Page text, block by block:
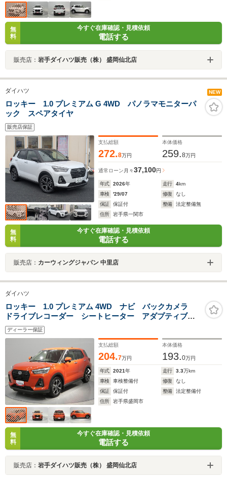
無
料
今すぐ在庫確認・見積依頼
電話する
販売店： 岩手ダイハツ販売（株） 盛岡仙北店
ダイハツ NEW
ロッキー 1.0 プレミアム G 4WD パノラマモニターパ
ック スペアタイヤ
販売店保証
支払総額
272.8万円
本体価格
259.8万円
通常ローン 月々37,100円
年式 2026年 走行 4km
車検
'29/07 修復
なし
保証
保証付 整備
法定整備無
住所
岩手県一関市
無
料
今すぐ在庫確認・見積依頼
電話する
販売店： カーウィングジャパン 中里店
ダイハツ
ロッキー 1.0 プレミアム 4WD ナビ バックカメラ
ドライブレコーダー シートヒーター アダプティブク
ルーズコントロール
ディーラー保証
支払総額
204.7万円
本体価格
193.0万円
年式 2021年 走行 3.3万km
車検
車検整備付 修復
なし
保証
保証付 整備
法定整備付
住所
岩手県盛岡市
無
料
今すぐ在庫確認・見積依頼
電話する
販売店： 岩手ダイハツ販売（株） 盛岡仙北店